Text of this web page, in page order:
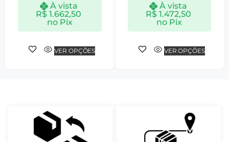
À vista
R$ 1.662,50
no Pix
VER OPÇÕES
À vista
R$1.472,50
no Pix
VER OPÇÕES